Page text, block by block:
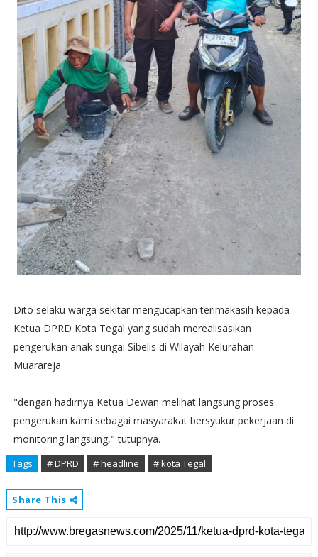
Dito selaku warga sekitar mengucapkan terimakasih kepada
Ketua DPRD Kota Tegal yang sudah merealisasikan
pengerukan anak sungai Sibelis di Wilayah Kelurahan
Muarareja.
"dengan hadirnya Ketua Dewan melihat langsung proses
pengerukan kami sebagai masyarakat bersyukur pekerjaan di
monitoring langsung," tutupnya.
Tags # DPRD # headline # kota Tegal
Share This